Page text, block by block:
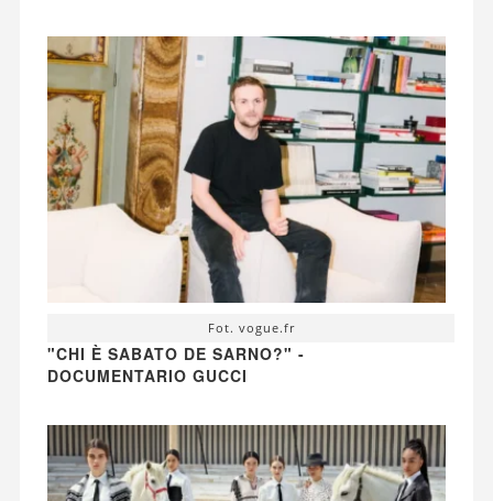
Fot. vogue.fr
"CHI È SABATO DE SARNO?" -
DOCUMENTARIO GUCCI